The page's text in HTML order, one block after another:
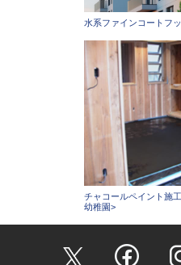
水系ファインコートフ
チャコールペイント施
幼稚園>